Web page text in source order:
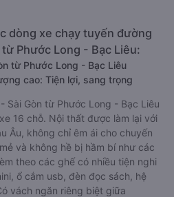
dòng xe chạy tuyến đường
Phước Long - Bạc Liêu:
từ Phước Long - Bạc Liêu
cao: Tiện lợi, sang trọng
Sài Gòn từ Phước Long - Bạc Liêu
16 chỗ. Nội thất được làm lại với
Âu, không chỉ êm ái cho chuyến
và không hề bị hầm bí như các
theo các ghế có nhiều tiện nghi
ổ cắm usb, đèn đọc sách, hệ
vách ngăn riêng biệt giữa